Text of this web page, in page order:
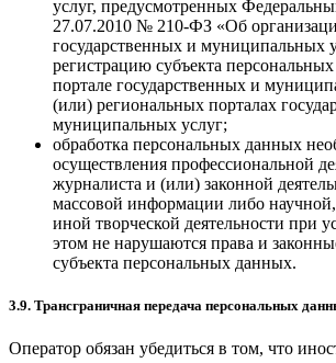
услуг, предусмотренных
27.07.2010 № 210-ФЗ «Об
государственных и муниципальных
регистрацию субъекта
портале государственных и
(или) региональных порталах
муниципальных услуг;
обработка персональных данных
осуществления профессиональной
журналиста и (или) законной
массовой информации либо
иной творческой деятельности при
этом не нарушаются права и
субъекта персональных данных.
3.9. Трансграничная передача персональных
Оператор обязан убедиться в том, что